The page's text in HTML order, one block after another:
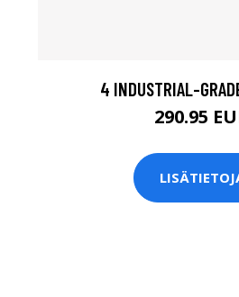
4 INDUSTRIAL-
290.95